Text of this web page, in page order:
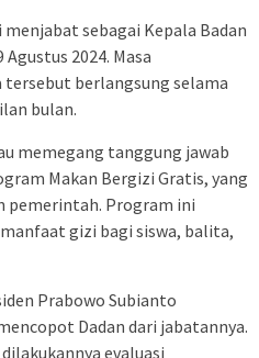
menjabat sebagai Kepala Badan
2024. Masa
berlangsung selama
bulan.
memegang tanggung jawab
Makan Bergizi Gratis, yang
pemerintah. Program ini
gizi bagi siswa, balita,
Prabowo Subianto
Dadan dari jabatannya.
evaluasi